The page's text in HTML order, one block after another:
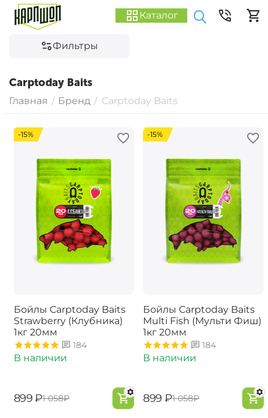
Каталог
Фильтры
Carptoday Baits
Главная / Бренд / Carptoday Baits
-15%
Бойлы Carptoday Baits
Strawberry (Клубника)
1кг 20мм
184
В наличии
‍899‍ ₽‍1 058‍₽
-15%
Бойлы Carptoday Baits
Multi Fish (Мульти Фиш)
1кг 20мм
184
В наличии
‍899‍ ₽‍1 058‍₽